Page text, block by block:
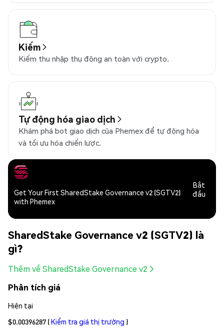
Kiếm
Kiếm thu nhập thụ động an toàn với crypto.
Tự động hóa giao dịch
Khám phá bot giao dịch của Phemex để tự động hóa
và tối ưu hóa chiến lược.
Get Your First SharedStake Governance v2 (SGTV2)
with Phemex
Bắt
đầu
SharedStake Governance v2 (SGTV2) là
gì?
Thêm về SharedStake Governance v2
Phân tích giá
Hiện tại
$0.00396287 (Kiểm tra giá thị trường )